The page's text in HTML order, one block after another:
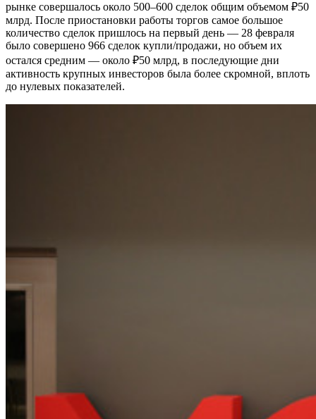
рынке совершалось около 500–600 сделок общим объемом ₽50
млрд. После приостановки работы торгов самое большое
количество сделок пришлось на первый день — 28 февраля
было совершено 966 сделок купли/продажи, но объем их
остался средним — около ₽50 млрд, в последующие дни
активность крупных инвесторов была более скромной, вплоть
до нулевых показателей.